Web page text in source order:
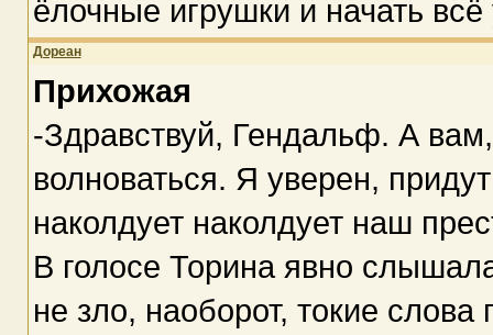
ёлочные игрушки и начать
Дореан
Прихожая
-Здравствуй, Гендальф. А
волноваться. Я уверен,
наколдует наколдует наш
В голосе Торина явно
не зло, наоборот, токие